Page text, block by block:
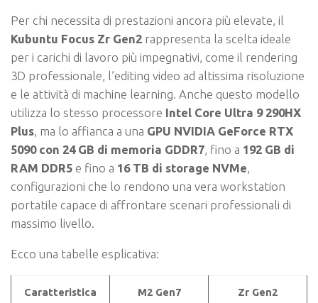
Per chi necessita di prestazioni ancora più elevate, il
Kubuntu Focus Zr Gen2 rappresenta la scelta ideale
per i carichi di lavoro più impegnativi, come il rendering
3D professionale, l’editing video ad altissima risoluzione
e le attività di machine learning. Anche questo modello
utilizza lo stesso processore Intel Core Ultra 9 290HX
Plus, ma lo affianca a una GPU NVIDIA GeForce RTX
5090 con 24 GB di memoria GDDR7, fino a 192 GB di
RAM DDR5 e fino a 16 TB di storage NVMe,
configurazioni che lo rendono una vera workstation
portatile capace di affrontare scenari professionali di
massimo livello.
Ecco una tabelle esplicativa:
Caratteristica M2 Gen7 Zr Gen2